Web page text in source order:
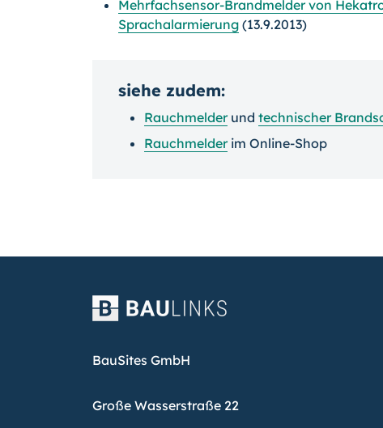
Mehrfachsensor-Brandmelder von
Sprachalarmierung (13.9.2013)
siehe zudem:
Rauchmelderund technischer
Rauchmelderim Online-Shop
BauSites GmbH
Große Wasserstraße 22